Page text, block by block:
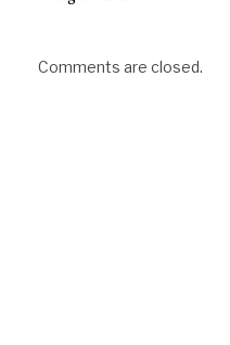
Comments are closed.